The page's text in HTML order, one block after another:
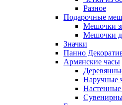
Разное
Подарочные
Мешочки
Мешочки
Значки
Панно
Армянские часы
Наручные